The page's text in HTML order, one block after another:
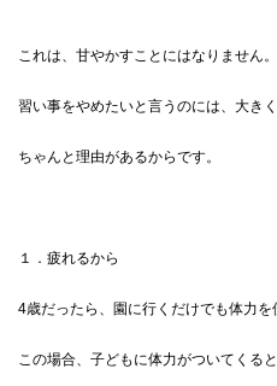
これは、甘やかすことにはなりません。
習い事をやめたいと言うのには、大きく
ちゃんと理由があるからです。
１．疲れるから
4歳だったら、園に行くだけでも体力を
この場合、子どもに体力がついてくる